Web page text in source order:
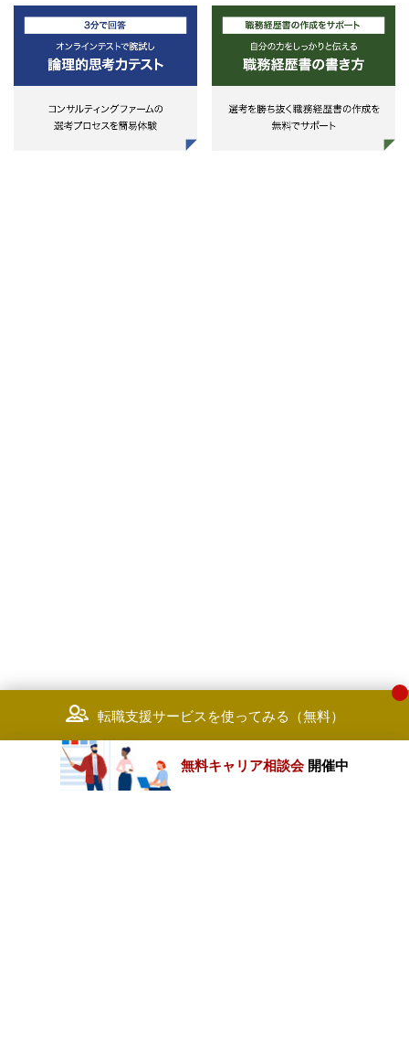
転職支援サービスを使ってみる（無料）
無料キャリア相談会 開催中